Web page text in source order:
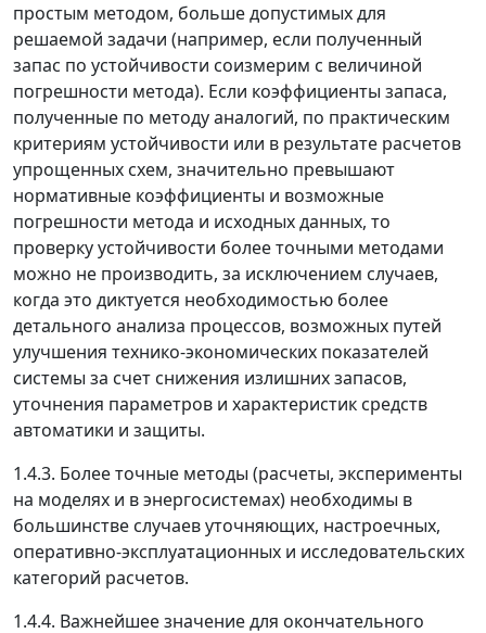
простым методом, больше допустимых для
решаемой задачи (например, если полученный
запас по устойчивости соизмерим с величиной
погрешности метода). Если коэффициенты запаса,
полученные по методу аналогий, по практическим
критериям устойчивости или в результате расчетов
упрощенных схем, значительно превышают
нормативные коэффициенты и возможные
погрешности метода и исходных данных, то
проверку устойчивости более точными методами
можно не производить, за исключением случаев,
когда это диктуется необходимостью более
детального анализа процессов, возможных путей
улучшения технико-экономических показателей
системы за счет снижения излишних запасов,
уточнения параметров и характеристик средств
автоматики и защиты.
1.4.3. Более точные методы (расчеты, эксперименты
на моделях и в энергосистемах) необходимы в
большинстве случаев уточняющих, настроечных,
оперативно-эксплуатационных и исследовательских
категорий расчетов.
1.4.4. Важнейшее значение для окончательного